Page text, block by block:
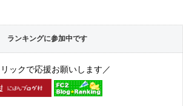
ランキングに参加中です
ックで応援お願いします／